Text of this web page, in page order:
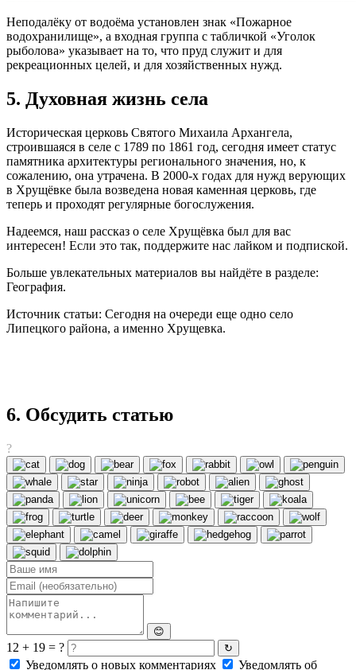
Неподалёку от водоёма установлен знак «Пожарное
водохранилище», а входная группа с табличкой «Уголок
рыболова» указывает на то, что пруд служит и для
рекреационных целей, и для хозяйственных нужд.
5. Духовная жизнь села
Историческая церковь Святого Михаила Архангела,
строившаяся в селе с 1789 по 1861 год, сегодня имеет статус
памятника архитектуры регионального значения, но, к
сожалению, она утрачена. В 2000-х годах для нужд верующих
в Хрущёвке была возведена новая каменная церковь, где
теперь и проходят регулярные богослужения.
Надеемся, наш рассказ о селе Хрущёвка был для вас
интересен! Если это так, поддержите нас лайком и подпиской.
Больше увлекательных материалов вы найдёте в разделе:
География.
Источник статьи: Сегодня на очереди еще одно село
Липецкого района, а именно Хрущевка.
6. Обсудить статью
?
😊
12 + 19 = ? ↻
Уведомлять о новых комментариях
Уведомлять об